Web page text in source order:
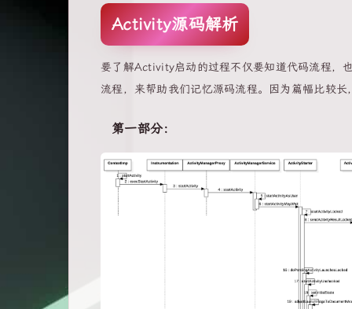
Activity源码解析
要了解Activity启动的过程不仅要知道代码流程，
流程，来帮助我们记忆源码流程。因为篇幅比较
第一部分：